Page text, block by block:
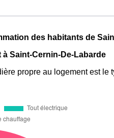
des habitants de
Saint-Cernin-De-Labarde
propre au logement est le